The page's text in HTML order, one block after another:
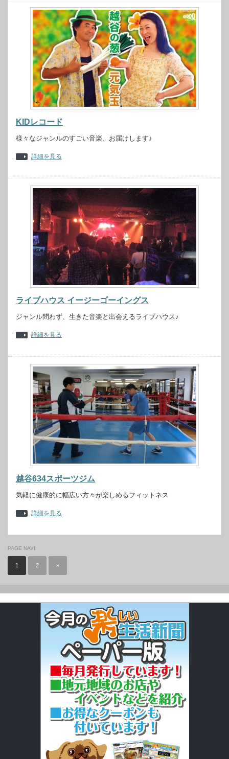
KIDレコード
様々なジャンルのすごい音楽、お届けします♪
詳細を見る
ライブハウス イージーゴーイングス
ジャンル問わず、生きた音楽と出会えるライブハウス♪
詳細を見る
越谷634スポーツジム
気軽に健康的に幅広い方々が楽しめるフィットネス
詳細を見る
PAGE NAVI
1 2 »